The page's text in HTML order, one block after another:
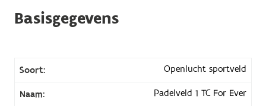
Basisgegevens
Soort: Openlucht sportveld
Naam: Padelveld 1 TC For Ever